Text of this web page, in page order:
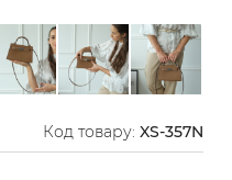
Код товару: XS-357N